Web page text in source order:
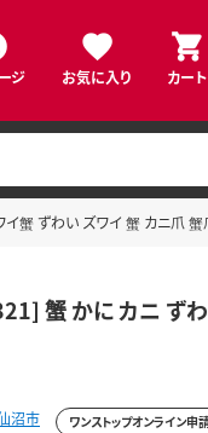
ジ お気に入り カート
蟹 ずわい ズワイ 蟹 カニ爪
蟹 かに カニ ず
沼市 ワンストップオンライン申